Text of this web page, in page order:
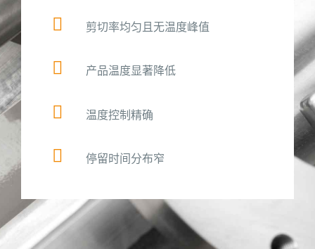
剪切率均匀且无温度峰值
产品温度显著降低
温度控制精确
停留时间分布窄